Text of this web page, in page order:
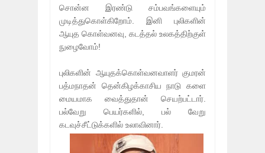
சொன்ன இரண்டு சம்பவங்களையும்
முடித்துகொள்கிறோம். இனி புலிகளின்
ஆயுத கொள்வனவு, கடத்தல் உலகத்திற்குள்
நுழைவோம்!
புலிகளின் ஆயுதக்கொள்வனவாளர் குமரன்
பத்மநாதன் தென்கிழக்காசிய நாடு களை
மையமாக வைத்துதான் செயற்பட்டார்.
பல்வேறு பெயர்களில், பல் வேறு
கடவுச்சீட்டுக்களில் உலாவினார்.